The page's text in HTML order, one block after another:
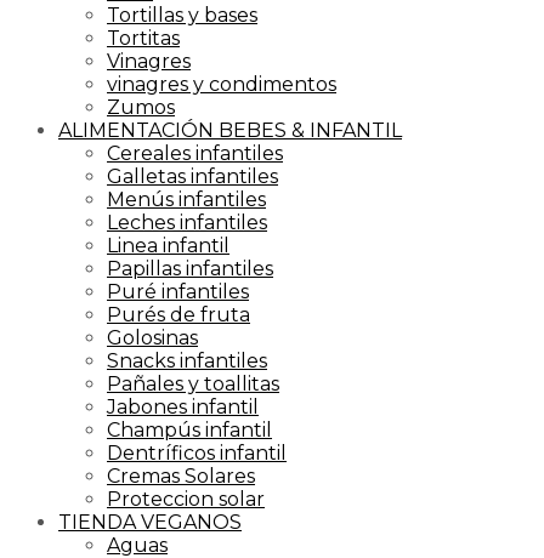
Tortillas y bases
Tortitas
Vinagres
vinagres y condimentos
Zumos
ALIMENTACIÓN BEBES & INFANTIL
Cereales infantiles
Galletas infantiles
Menús infantiles
Leches infantiles
Linea infantil
Papillas infantiles
Puré infantiles
Purés de fruta
Golosinas
Snacks infantiles
Pañales y toallitas
Jabones infantil
Champús infantil
Dentríficos infantil
Cremas Solares
Proteccion solar
TIENDA VEGANOS
Aguas